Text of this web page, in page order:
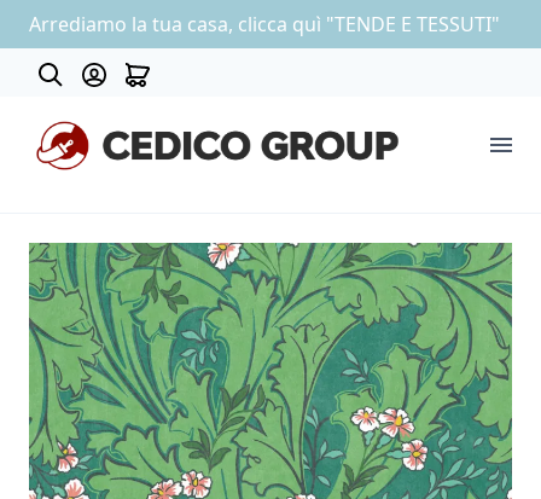
Arrediamo la tua casa, clicca quì "TENDE E TESSUTI"
COLLEZIONE CARTA DA PARATI
OUTLET